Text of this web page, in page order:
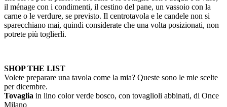
il ménage con i condimenti, il cestino del pane, un vassoio con la
carne o le verdure, se previsto. Il centrotavola e le candele non si
sparecchiano mai, quindi considerate che una volta posizionati, non
potrete più toglierli.
SHOP THE LIST
Volete preparare una tavola come la mia? Queste sono le mie scelte
per dicembre.
Tovaglia in lino color verde bosco, con tovaglioli abbinati, di Once
Milano